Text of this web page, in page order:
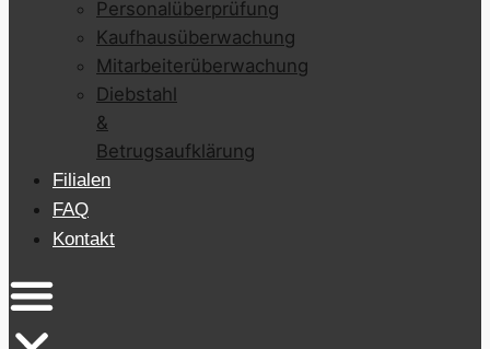
Personalüberprüfung
Kaufhausüberwachung
Mitarbeiterüberwachung
Diebstahl
&
Betrugsaufklärung
Filialen
FAQ
Kontakt